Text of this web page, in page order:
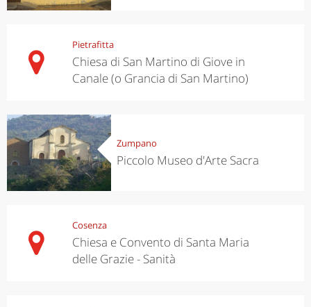
Pietrafitta
Chiesa di San Martino di Giove in
Canale (o Grancia di San Martino)
Zumpano
Piccolo Museo d'Arte Sacra
Cosenza
Chiesa e Convento di Santa Maria
delle Grazie - Sanità